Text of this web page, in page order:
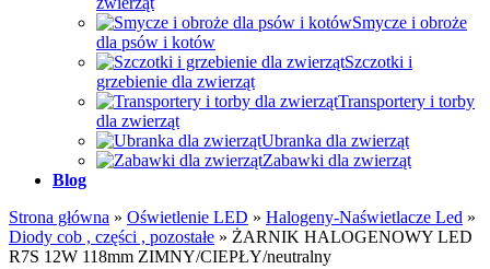
Smycze i obroże
dla psów i kotów
Szczotki i
grzebienie dla zwierząt
Transportery i torby
dla zwierząt
Ubranka dla zwierząt
Zabawki dla zwierząt
Blog
Strona główna » Oświetlenie LED » Halogeny-Naświetlacze Led »
Diody cob , części , pozostałe » ŻARNIK HALOGENOWY LED
R7S 12W 118mm ZIMNY/CIEPŁY/neutralny